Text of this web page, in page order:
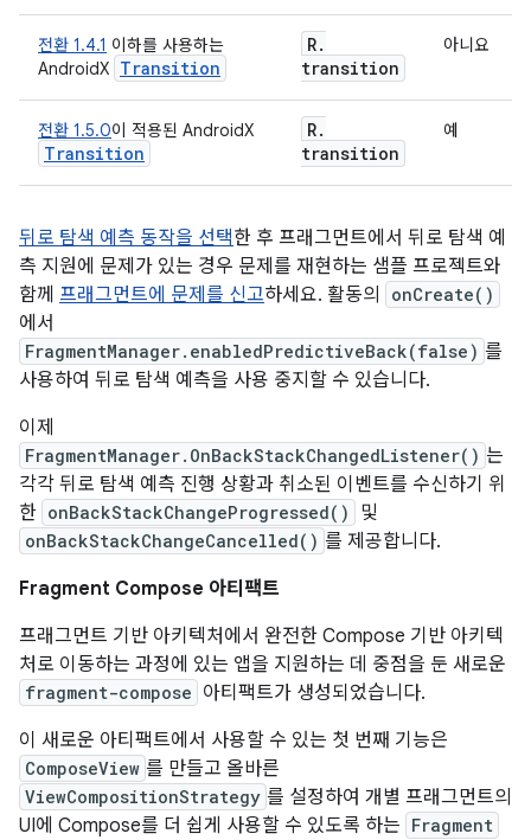
전환 1.4.1 이하를 사용하는
AndroidX Transition
R.
transition
아니요
전환 1.5.0이 적용된 AndroidX
Transition
R.
transition
예
뒤로 탐색 예측 동작을 선택한 후 프래그먼트에서 뒤로 탐색 예
측 지원에 문제가 있는 경우 문제를 재현하는 샘플 프로젝트와
함께 프래그먼트에 문제를 신고하세요. 활동의 onCreate()
에서
FragmentManager.enabledPredictiveBack(false) 를
사용하여 뒤로 탐색 예측을 사용 중지할 수 있습니다.
이제
FragmentManager.OnBackStackChangedListener() 는
각각 뒤로 탐색 예측 진행 상황과 취소된 이벤트를 수신하기 위
한 onBackStackChangeProgressed() 및
onBackStackChangeCancelled() 를 제공합니다.
Fragment Compose 아티팩트
프래그먼트 기반 아키텍처에서 완전한 Compose 기반 아키텍
처로 이동하는 과정에 있는 앱을 지원하는 데 중점을 둔 새로운
fragment-compose 아티팩트가 생성되었습니다.
이 새로운 아티팩트에서 사용할 수 있는 첫 번째 기능은
ComposeView 를 만들고 올바른
ViewCompositionStrategy 를 설정하여 개별 프래그먼트의
UI에 Compose를 더 쉽게 사용할 수 있도록 하는 Fragment